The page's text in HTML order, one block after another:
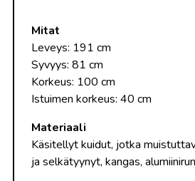
Mitat
Leveys: 191 cm
Syvyys: 81 cm
Korkeus: 100 cm
Istuimen korkeus: 40 cm
Materiaali
Käsitellytkuidut, jotka
ja selkätyynyt, kangas, alumiinirun